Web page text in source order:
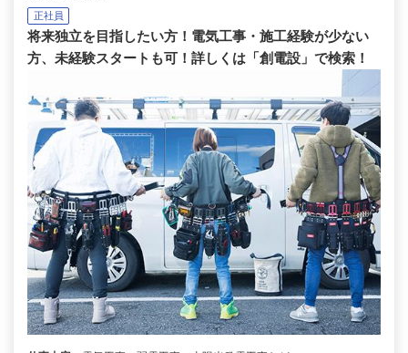
正社員
将来独立を目指したい方！電気工事・施工経験が少ない
方、未経験スタートも可！詳しくは「創電設」で検索！